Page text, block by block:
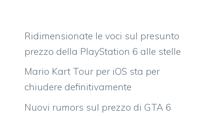
Ridimensionate le voci sul presunto
prezzo della PlayStation 6 alle stelle
Mario Kart Tour per iOS sta per
chiudere definitivamente
Nuovi rumors sul prezzo di GTA 6